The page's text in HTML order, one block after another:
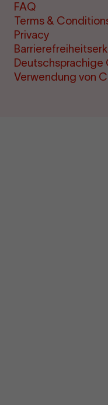
FAQ
Terms &
Privacy
Deutschsprachige
Verwendung von